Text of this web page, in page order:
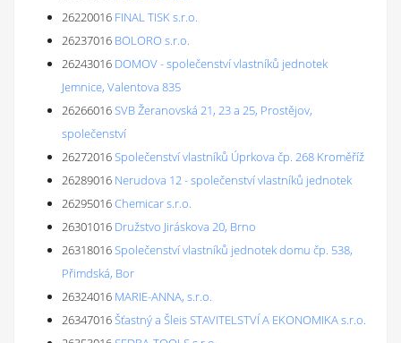
26220016 FINAL TISK s.r.o.
26237016 BOLORO s.r.o.
26243016 DOMOV - společenství vlastníků jednotek
Jemnice, Valentova 835
26266016SVB Žeranovská 21, 23 a 25, Prostějov,
společenství
26272016Společenství vlastníků Úprkova čp. 268 Kroměříž
26289016 Nerudova 12 - společenství vlastníků jednotek
26295016Chemicar s.r.o.
26301016 Družstvo Jiráskova 20, Brno
26318016Společenství vlastníků jednotek domu čp. 538,
Přimdská, Bor
26324016 MARIE-ANNA, s.r.o.
26347016Šťastný a Šleis STAVITELSTVÍ A EKONOMIKA s.r.o.